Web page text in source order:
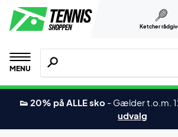
Ketcher
MENU
Søg efter produkter, mærker
👟 20% på ALLE sko - Gælder t.o.m.
udvalg